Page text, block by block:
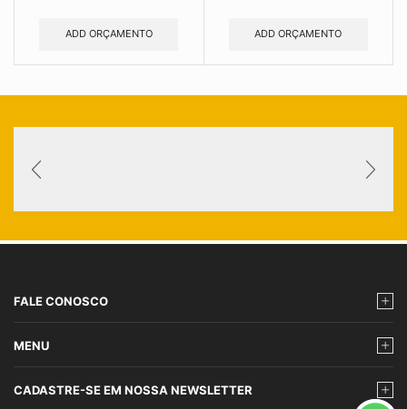
ADD ORÇAMENTO ADD ORÇAMENTO
FALE CONOSCO
MENU
CADASTRE-SE EM NOSSA NEWSLETTER